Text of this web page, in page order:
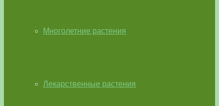
Многолетние растения
Лекарственные растения